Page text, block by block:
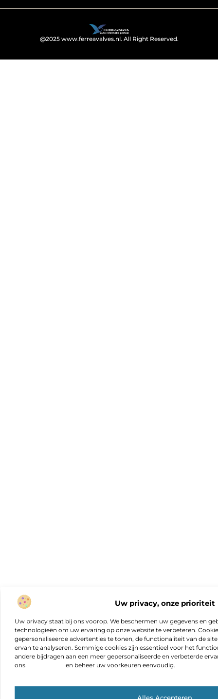
Uw privacy, onze prioriteit
Uw privacy staat bij ons voorop. We beschermen uw gegevens en
technologieën om uw ervaring op onze website te verbeteren.
gepersonaliseerde advertenties te tonen, de functionaliteit van de
ervan te analyseren. Sommige cookies zijn essentieel voor het
andere bijdragen aan een meer gepersonaliseerde en verbeterde
ons
en beheer uw voorkeuren eenvoudig.
Alles Accepteren
@2025 www.ferreavalves.nl. All Right Reserved.